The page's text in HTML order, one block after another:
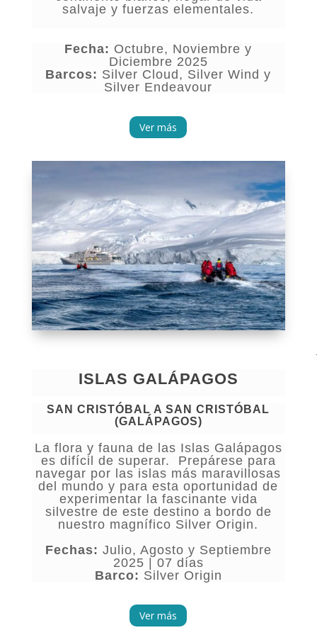
salvaje y fuerzas elementales.
Fecha: Octubre, Noviembre y
Diciembre 2025
Barcos: Silver Cloud, Silver Wind y
Silver Endeavour
Ver más
ISLAS GALÁPAGOS
SAN CRISTÓBAL A SAN CRISTÓBAL
(GALÁPAGOS)
La flora y fauna de las Islas Galápagos
es difícil de superar. Prepárese para
navegar por las islas más maravillosas
del mundo y para esta oportunidad de
experimentar la fascinante vida
silvestre de este destino a bordo de
nuestro magnífico Silver Origin.
Fechas: Julio, Agosto y Septiembre
2025 | 07 días
Barco: Silver Origin
Ver más